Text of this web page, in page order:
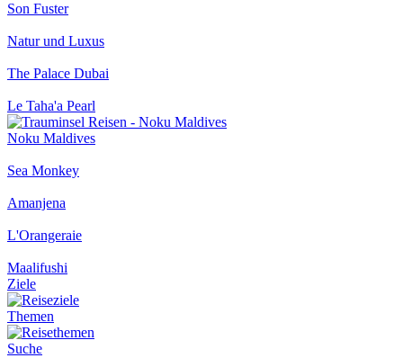
Son Fuster
Natur und Luxus
The Palace Dubai
Le Taha'a Pearl
Noku Maldives
Sea Monkey
Amanjena
L'Orangeraie
Maalifushi
Ziele
Themen
Suche